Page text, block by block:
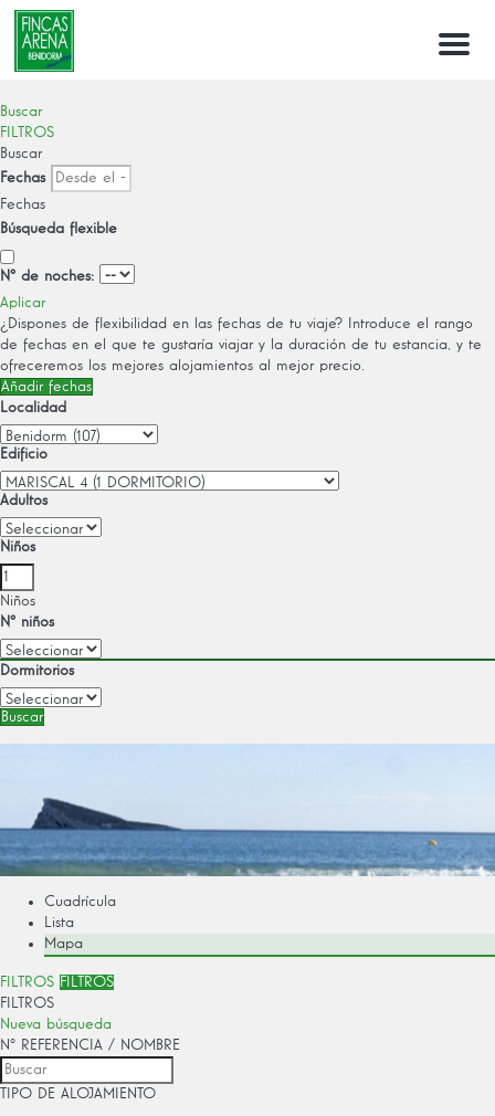
Menu
Buscar
FILTROS
Buscar
Fechas
Fechas
Búsqueda flexible
Nº de noches:
Aplicar
¿Dispones de flexibilidad en las fechas de tu viaje?
Introduce el rango
de fechas en el que te gustaría viajar y la duración de tu estancia, y te
ofreceremos los mejores alojamientos al mejor precio.
Añadir fechas
Localidad
Edificio
Adultos
Niños
Niños
Nº niños
Dormitorios
Buscar
Cuadrícula
Lista
Mapa
FILTROS FILTROS
FILTROS
Nueva búsqueda
Nº REFERENCIA / NOMBRE
TIPO DE ALOJAMIENTO